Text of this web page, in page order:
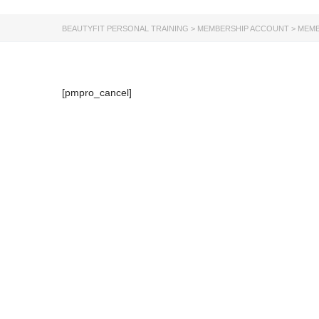
BEAUTYFIT PERSONAL TRAINING > MEMBERSHIP ACCOUNT >
[pmpro_cancel]